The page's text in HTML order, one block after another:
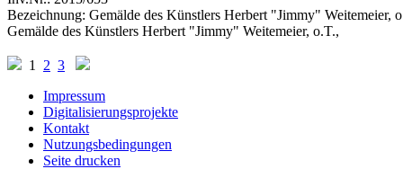
Bezeichnung: Gemälde des Künstlers Herbert "Jimmy" Weitemeier,
Gemälde des Künstlers Herbert "Jimmy" Weitemeier, o.T.,
1 2 3
Impressum
Digitalisierungsprojekte
Kontakt
Nutzungsbedingungen
Seite drucken